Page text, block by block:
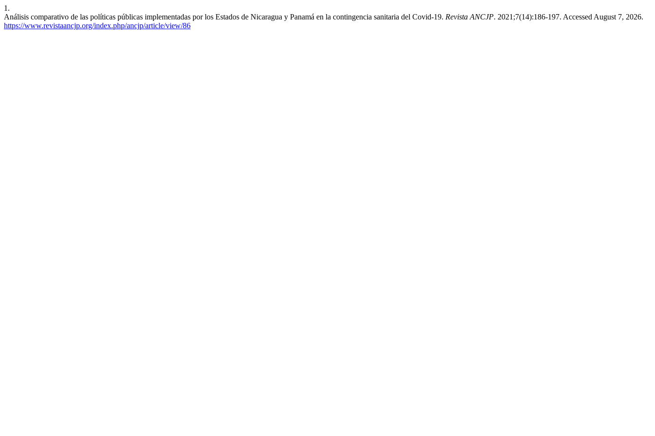
1.
Análisis comparativo de las políticas públicas implementadas por los Estados de Nicaragua y Panamá en la contingencia sanitaria del Covid-19. Revista ANCJP. 2021;7(14):186-197. Accessed August 7, 2026.
https://www.revistaancjp.org/index.php/ancjp/article/view/86